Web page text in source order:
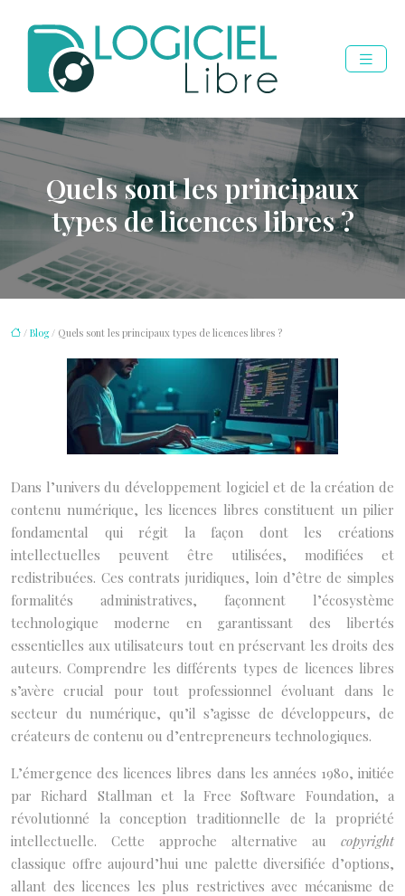
Quels sont les principaux
types de licences libres ?
/ Blog/ Quels sont les principaux types de licences libres ?
Dans l’univers du développement logiciel et de la création de
contenu numérique, les licences libres constituent un pilier
fondamental qui régit la façon dont les créations
intellectuelles peuvent être utilisées, modifiées et
redistribuées. Ces contrats juridiques, loin d’être de simples
formalités administratives, façonnent l’écosystème
technologique moderne en garantissant des libertés
essentielles aux utilisateurs tout en préservant les droits des
auteurs. Comprendre les différents types de licences libres
s’avère crucial pour tout professionnel évoluant dans le
secteur du numérique, qu’il s’agisse de développeurs, de
créateurs de contenu ou d’entrepreneurs technologiques.
L’émergence des licences libres dans les années 1980, initiée
par Richard Stallman et la Free Software Foundation, a
révolutionné la conception traditionnelle de la propriété
intellectuelle. Cette approche alternative au copyright
classique offre aujourd’hui une palette diversifiée d’options,
allant des licences les plus restrictives avec mécanisme de